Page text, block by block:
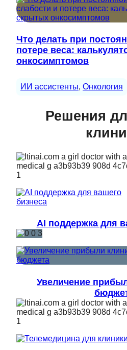
Что делать при
потере веса:
онкосимптомов
ИИ ассистенты, Онкология
Решения
AI поддержка для
Увеличение